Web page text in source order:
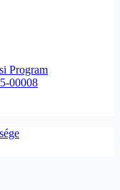
Program
00008